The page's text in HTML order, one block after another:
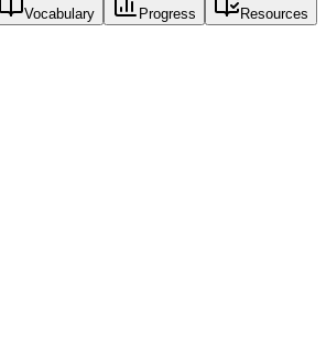
Vocabulary Progress Resources